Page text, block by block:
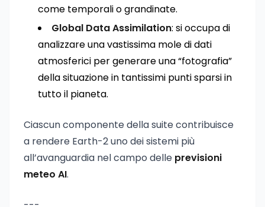
come temporali o grandinate.
Global Data Assimilation: si occupa di
analizzare una vastissima mole di dati
atmosferici per generare una “fotografia”
della situazione in tantissimi punti sparsi in
tutto il pianeta.
Ciascun componente della suite contribuisce
a rendere Earth-2 uno dei sistemi più
all’avanguardia nel campo delle previsioni
meteo AI.